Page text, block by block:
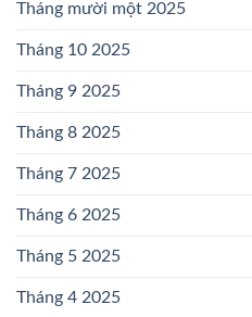
Tháng mười một 2025
Tháng 10 2025
Tháng 9 2025
Tháng 8 2025
Tháng 7 2025
Tháng 6 2025
Tháng 5 2025
Tháng 4 2025